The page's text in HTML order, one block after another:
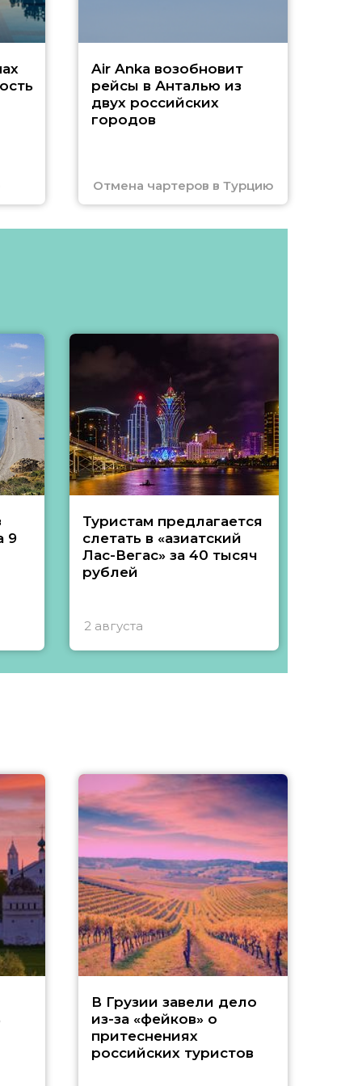
Air Anka возобновит
рейсы в Анталью из
двух российских
городов
Отмена чартеров в Турцию
9
Туристам предлагается
слетать в «азиатский
Лас-Вегас» за 40 тысяч
рублей
2 августа
В Грузии завели дело
из-за «фейков» о
притеснениях
российских туристов